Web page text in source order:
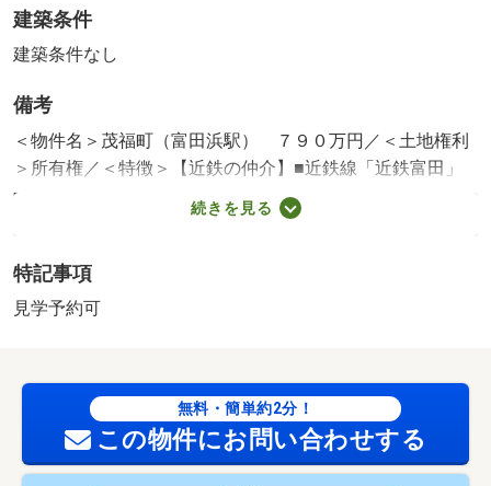
建築条件
建築条件なし
備考
＜物件名＞茂福町（富田浜駅） ７９０万円／＜土地権利
＞所有権／＜特徴＞【近鉄の仲介】■近鉄線「近鉄富田」
駅徒歩約１１分■更地■建築条件なし 、２沿線以上利用
可・建築条件なし・平坦地
続きを見る
特記事項
見学予約可
無料・簡単約2分！
この物件にお問い合わせする